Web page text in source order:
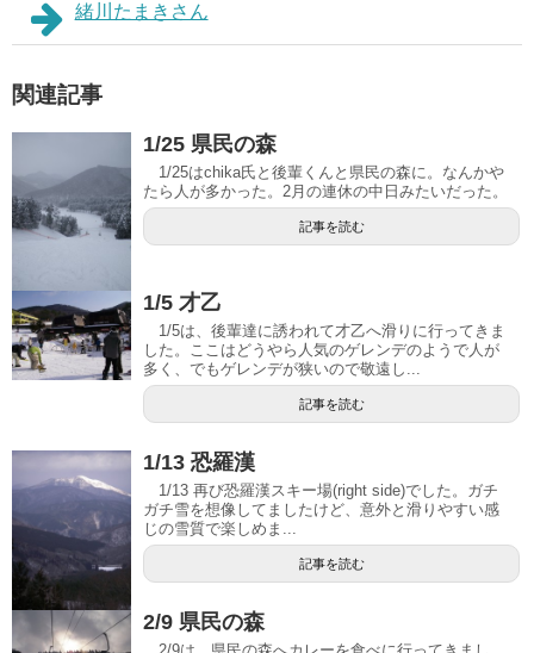
緒川たまきさん
関連記事
1/25 県民の森
1/25はchika氏と後輩くんと県民の森に。なんかや
たら人が多かった。2月の連休の中日みたいだった。
記事を読む
1/5 才乙
1/5は、後輩達に誘われて才乙へ滑りに行ってきま
した。ここはどうやら人気のゲレンデのようで人が
多く、でもゲレンデが狭いので敬遠し...
記事を読む
1/13 恐羅漢
1/13 再び恐羅漢スキー場(right side)でした。ガチ
ガチ雪を想像してましたけど、意外と滑りやすい感
じの雪質で楽しめま...
記事を読む
2/9 県民の森